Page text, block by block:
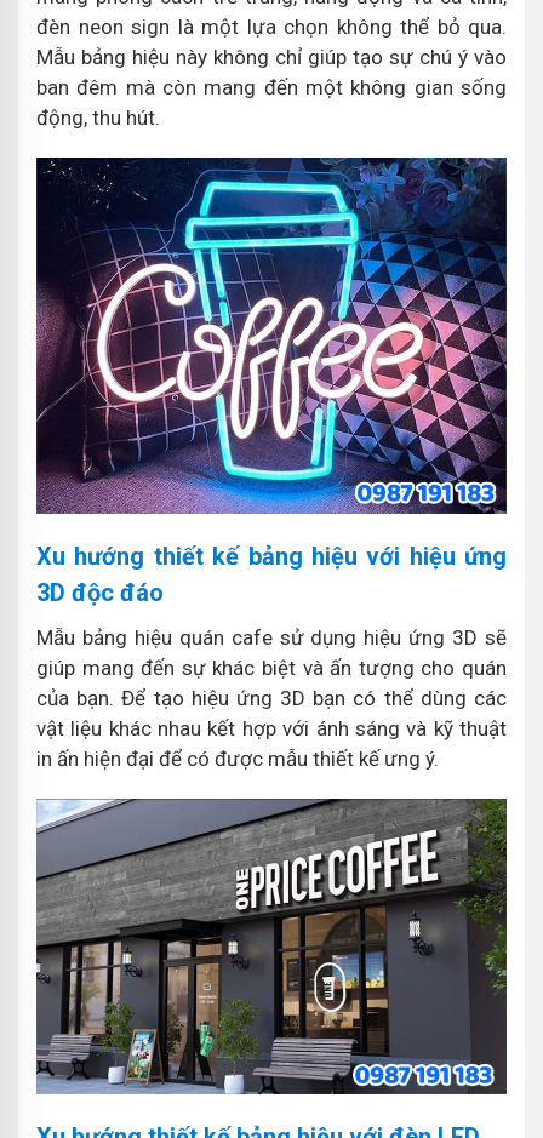
đèn neon sign là một lựa chọn không thể bỏ qua.
Mẫu bảng hiệu này không chỉ giúp tạo sự chú ý vào
ban đêm mà còn mang đến một không gian sống
động, thu hút.
Xu hướng thiết kế bảng hiệu với hiệu ứng
3D độc đáo
Mẫu bảng hiệu quán cafe sử dụng hiệu ứng 3D sẽ
giúp mang đến sự khác biệt và ấn tượng cho quán
của bạn. Để tạo hiệu ứng 3D bạn có thể dùng các
vật liệu khác nhau kết hợp với ánh sáng và kỹ thuật
in ấn hiện đại để có được mẫu thiết kế ưng ý.